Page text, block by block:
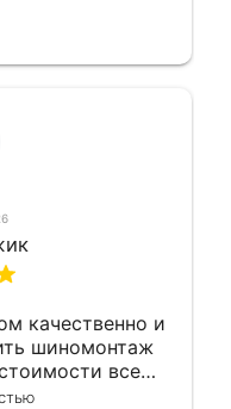
качественно и
шиномонтаж
все
хочу сказать.